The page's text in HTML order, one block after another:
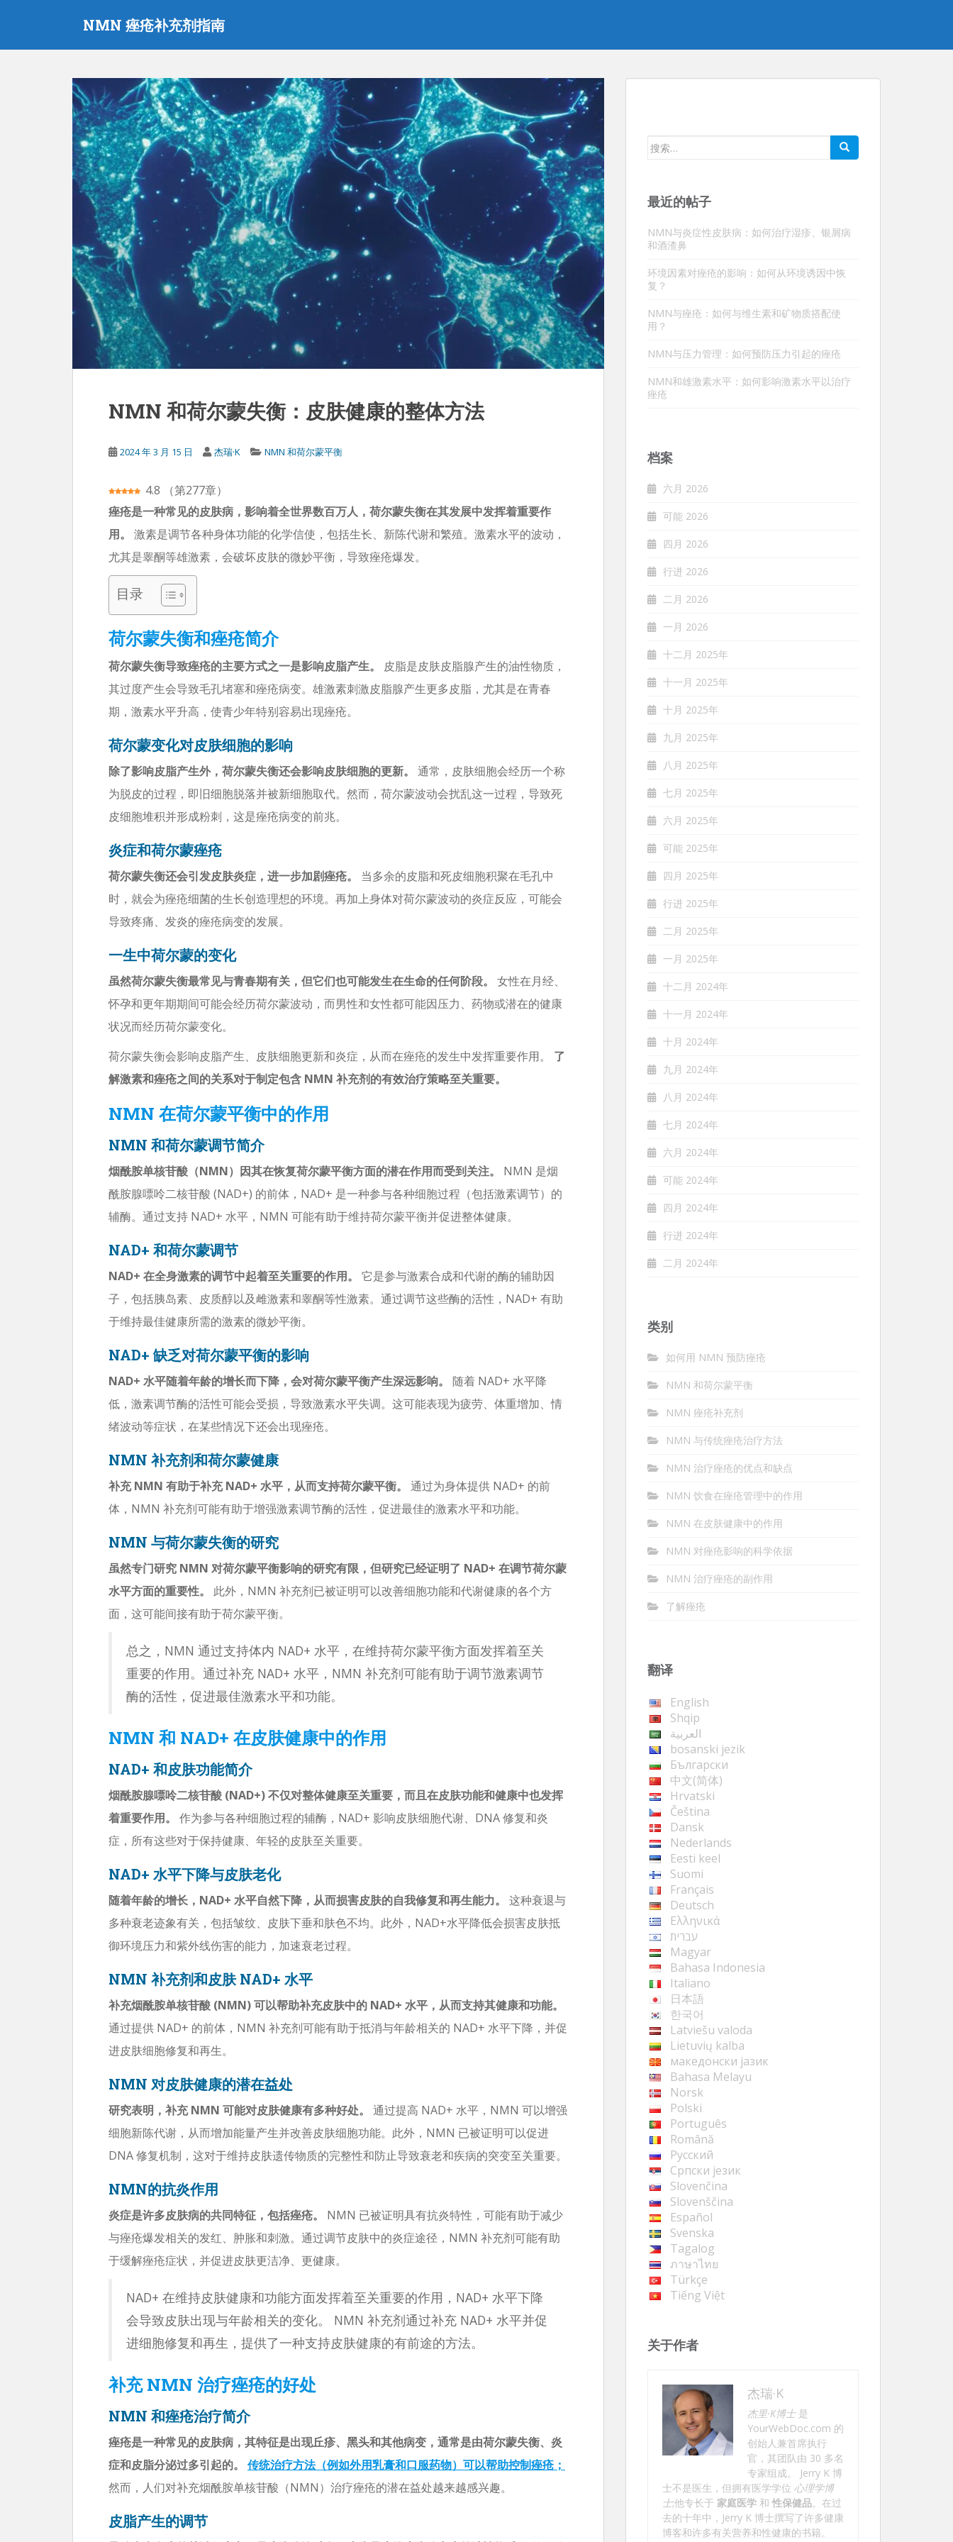
NMN 痤疮补充剂指南
NMN 和荷尔蒙失衡：皮肤健康的整体方法
2024 年 3 月 15 日 杰瑞·K NMN 和荷尔蒙平衡
4.8 （第277章）
痤疮是一种常见的皮肤病，影响着全世界数百万人，荷尔蒙失衡在其发展中发挥着重要作
用。
激素是调节各种身体功能的化学信使，包括生长、新陈代谢和繁殖。激素水平的波动，
尤其是睾酮等雄激素，会破坏皮肤的微妙平衡，导致痤疮爆发。
目录
荷尔蒙失衡和痤疮简介
荷尔蒙失衡导致痤疮的主要方式之一是影响皮脂产生。
皮脂是皮肤皮脂腺产生的油性物质，
其过度产生会导致毛孔堵塞和痤疮病变。雄激素刺激皮脂腺产生更多皮脂，尤其是在青春
期，激素水平升高，使青少年特别容易出现痤疮。
荷尔蒙变化对皮肤细胞的影响
除了影响皮脂产生外，荷尔蒙失衡还会影响皮肤细胞的更新。
通常，皮肤细胞会经历一个称
为脱皮的过程，即旧细胞脱落并被新细胞取代。然而，荷尔蒙波动会扰乱这一过程，导致死
皮细胞堆积并形成粉刺，这是痤疮病变的前兆。
炎症和荷尔蒙痤疮
荷尔蒙失衡还会引发皮肤炎症，进一步加剧痤疮。
当多余的皮脂和死皮细胞积聚在毛孔中
时，就会为痤疮细菌的生长创造理想的环境。再加上身体对荷尔蒙波动的炎症反应，可能会
导致疼痛、发炎的痤疮病变的发展。
一生中荷尔蒙的变化
虽然荷尔蒙失衡最常见与青春期有关，但它们也可能发生在生命的任何阶段。
女性在月经、
怀孕和更年期期间可能会经历荷尔蒙波动，而男性和女性都可能因压力、药物或潜在的健康
状况而经历荷尔蒙变化。
荷尔蒙失衡会影响皮脂产生、皮肤细胞更新和炎症，从而在痤疮的发生中发挥重要作用。 了
解激素和痤疮之间的关系对于制定包含 NMN 补充剂的有效治疗策略至关重要。
NMN 在荷尔蒙平衡中的作用
NMN 和荷尔蒙调节简介
烟酰胺单核苷酸（NMN）因其在恢复荷尔蒙平衡方面的潜在作用而受到关注。
NMN 是烟
酰胺腺嘌呤二核苷酸 (NAD+) 的前体，NAD+ 是一种参与各种细胞过程（包括激素调节）的
辅酶。通过支持 NAD+ 水平，NMN 可能有助于维持荷尔蒙平衡并促进整体健康。
NAD+ 和荷尔蒙调节
NAD+ 在全身激素的调节中起着至关重要的作用。
它是参与激素合成和代谢的酶的辅助因
子，包括胰岛素、皮质醇以及雌激素和睾酮等性激素。通过调节这些酶的活性，NAD+ 有助
于维持最佳健康所需的激素的微妙平衡。
NAD+ 缺乏对荷尔蒙平衡的影响
NAD+ 水平随着年龄的增长而下降，会对荷尔蒙平衡产生深远影响。
随着 NAD+ 水平降
低，激素调节酶的活性可能会受损，导致激素水平失调。这可能表现为疲劳、体重增加、情
绪波动等症状，在某些情况下还会出现痤疮。
NMN 补充剂和荷尔蒙健康
补充 NMN 有助于补充 NAD+ 水平，从而支持荷尔蒙平衡。
通过为身体提供 NAD+ 的前
体，NMN 补充剂可能有助于增强激素调节酶的活性，促进最佳的激素水平和功能。
NMN 与荷尔蒙失衡的研究
虽然专门研究 NMN 对荷尔蒙平衡影响的研究有限，但研究已经证明了 NAD+ 在调节荷尔蒙
水平方面的重要性。
此外，NMN 补充剂已被证明可以改善细胞功能和代谢健康的各个方
面，这可能间接有助于荷尔蒙平衡。
总之，NMN 通过支持体内 NAD+ 水平，在维持荷尔蒙平衡方面发挥着至关
重要的作用。通过补充 NAD+ 水平，NMN 补充剂可能有助于调节激素调节
酶的活性，促进最佳激素水平和功能。
NMN 和 NAD+ 在皮肤健康中的作用
NAD+ 和皮肤功能简介
烟酰胺腺嘌呤二核苷酸 (NAD+) 不仅对整体健康至关重要，而且在皮肤功能和健康中也发挥
着重要作用。
作为参与各种细胞过程的辅酶，NAD+ 影响皮肤细胞代谢、DNA 修复和炎
症，所有这些对于保持健康、年轻的皮肤至关重要。
NAD+ 水平下降与皮肤老化
随着年龄的增长，NAD+ 水平自然下降，从而损害皮肤的自我修复和再生能力。
这种衰退与
多种衰老迹象有关，包括皱纹、皮肤下垂和肤色不均。此外，NAD+水平降低会损害皮肤抵
御环境压力和紫外线伤害的能力，加速衰老过程。
NMN 补充剂和皮肤 NAD+ 水平
补充烟酰胺单核苷酸 (NMN) 可以帮助补充皮肤中的 NAD+ 水平，从而支持其健康和功能。
通过提供 NAD+ 的前体，NMN 补充剂可能有助于抵消与年龄相关的 NAD+ 水平下降，并促
进皮肤细胞修复和再生。
NMN 对皮肤健康的潜在益处
研究表明，补充 NMN 可能对皮肤健康有多种好处。
通过提高 NAD+ 水平，NMN 可以增强
细胞新陈代谢，从而增加能量产生并改善皮肤细胞功能。此外，NMN 已被证明可以促进
DNA 修复机制，这对于维持皮肤遗传物质的完整性和防止导致衰老和疾病的突变至关重要。
NMN的抗炎作用
炎症是许多皮肤病的共同特征，包括痤疮。
NMN 已被证明具有抗炎特性，可能有助于减少
与痤疮爆发相关的发红、肿胀和刺激。通过调节皮肤中的炎症途径，NMN 补充剂可能有助
于缓解痤疮症状，并促进皮肤更洁净、更健康。
NAD+ 在维持皮肤健康和功能方面发挥着至关重要的作用，NAD+ 水平下降
会导致皮肤出现与年龄相关的变化。 NMN 补充剂通过补充 NAD+ 水平并促
进细胞修复和再生，提供了一种支持皮肤健康的有前途的方法。
补充 NMN 治疗痤疮的好处
NMN 和痤疮治疗简介
痤疮是一种常见的皮肤病，其特征是出现丘疹、黑头和其他病变，通常是由荷尔蒙失衡、炎
症和皮脂分泌过多引起的。
传统治疗方法（例如外用乳膏和口服药物）可以帮助控制痤疮；
然而，人们对补充烟酰胺单核苷酸（NMN）治疗痤疮的潜在益处越来越感兴趣。
皮脂产生的调节
搜
最近的帖子
NMN与炎症性皮肤病：如何治疗湿疹、银屑病
和酒渣鼻
环境因素对痤疮的影响：如何从环境诱因中恢
复？
NMN与痤疮：如何与维生素和矿物质搭配使
用？
NMN与压力管理：如何预防压力引起的痤疮
NMN和雄激素水平：如何影响激素水平以治疗
痤疮
档案
六月 2026
可能 2026
四月 2026
行进 2026
二月 2026
一月 2026
十二月 2025年
十一月 2025年
十月 2025年
九月 2025年
八月 2025年
七月 2025年
六月 2025年
可能 2025年
四月 2025年
行进 2025年
二月 2025年
一月 2025年
十二月 2024年
十一月 2024年
十月 2024年
九月 2024年
八月 2024年
七月 2024年
六月 2024年
可能 2024年
四月 2024年
行进 2024年
二月 2024年
类别
如何用 NMN 预防痤疮
NMN 和荷尔蒙平衡
NMN 痤疮补充剂
NMN 与传统痤疮治疗方法
NMN 治疗痤疮的优点和缺点
NMN 饮食在痤疮管理中的作用
NMN 在皮肤健康中的作用
NMN 对痤疮影响的科学依据
NMN 治疗痤疮的副作用
了解痤疮
翻译
English
Shqip
العربية
bosanski jezik
Български
中文(简体)
Hrvatski
Čeština
Dansk
Nederlands
Eesti keel
Suomi
Français
Deutsch
Ελληνικά
עברית
Magyar
Bahasa Indonesia
Italiano
日本語
한국어
Latviešu valoda
Lietuvių kalba
македонски јазик
Bahasa Melayu
Norsk
Polski
Português
Română
Русский
Cрпски језик
Slovenčina
Slovenščina
Español
Svenska
Tagalog
ภาษาไทย
Türkçe
Tiếng Việt
关于作者
杰瑞·K
杰里·K博士是
YourWebDoc.com 的
创始人兼首席执行
官，其团队由 30 多名
专家组成。 Jerry K 博
士不是医生，但拥有医学学位 心理学博
士;他专长于 家庭医学 和 性保健品。在过
去的十年中，Jerry K 博士撰写了许多健康
博客和许多有关营养和性健康的书籍。